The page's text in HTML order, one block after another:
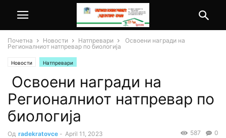
Почетна Новости Натпревари
Освоени награди на
Регионалниот натпревар по биологија
Новости Натпревари
Освоени награди на
Регионалниот натпревар по
биологија
Од radekratovce - April 11, 2023 0
587